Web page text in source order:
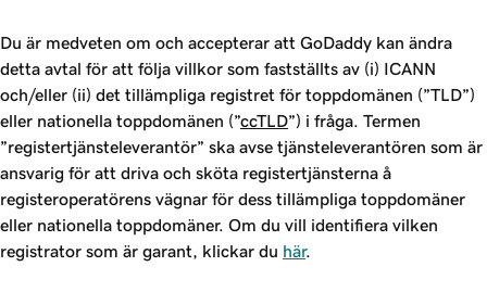
Du är medveten om och accepterar att GoDaddy kan ändra
detta avtal för att följa villkor som fastställts av (i) ICANN
och/eller (ii) det tillämpliga registret för toppdomänen (”TLD”)
eller nationella toppdomänen (”ccTLD”) i fråga. Termen
”registertjänsteleverantör” ska avse tjänsteleverantören som är
ansvarig för att driva och sköta registertjänsterna å
registeroperatörens vägnar för dess tillämpliga toppdomäner
eller nationella toppdomäner. Om du vill identifiera vilken
registrator som är garant, klickar du här.